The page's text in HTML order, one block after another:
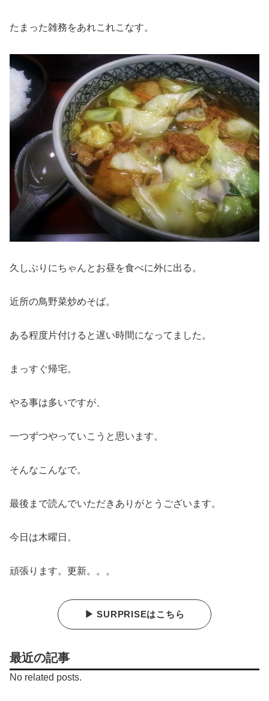
たまった雑務をあれこれこなす。
久しぶりにちゃんとお昼を食べに外に出る。
近所の鳥野菜炒めそば。
ある程度片付けると遅い時間になってました。
まっすぐ帰宅。
やる事は多いですが、
一つずつやっていこうと思います。
そんなこんなで。
最後まで読んでいただきありがとうございます。
今日は木曜日。
頑張ります。更新。。。
▶ SURPRISEはこちら
最近の記事
No related posts.